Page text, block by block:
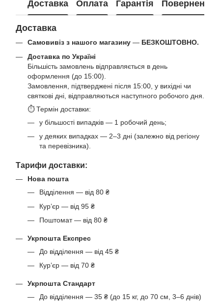
Доставка Оплата Гарантія Повернення
Доставка
Самовивіз з нашого магазину — БЕЗКОШТОВНО.
Доставка по Україні
Більшість замовлень відправляється в день
оформлення (до 15:00).
Замовлення, підтверджені після 15:00, у вихідні чи
святкові дні, відправляються наступного робочого дня.
⏱ Термін доставки:
у більшості випадків — 1 робочий день;
у деяких випадках — 2–3 дні (залежно від регіону
та перевізника).
Тарифи доставки:
Нова пошта
Відділення — від 80 ₴
Кур’єр — від 95 ₴
Поштомат — від 80 ₴
Укрпошта Експрес
До відділення — від 45 ₴
Кур’єр — від 70 ₴
Укрпошта Стандарт
До відділення — 35 ₴ (до 15 кг, до 70 см, 3–6 днів)